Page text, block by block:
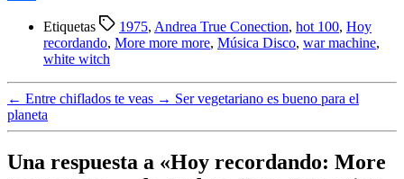
Etiquetas 1975, Andrea True Conection, hot 100, Hoy
recordando, More more more, Música Disco, war machine,
white witch
← Entre chiflados te veas → Ser vegetariano es bueno para el
planeta
Una respuesta a «Hoy recordando: More